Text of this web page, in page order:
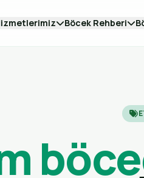
Böcek Rehberi